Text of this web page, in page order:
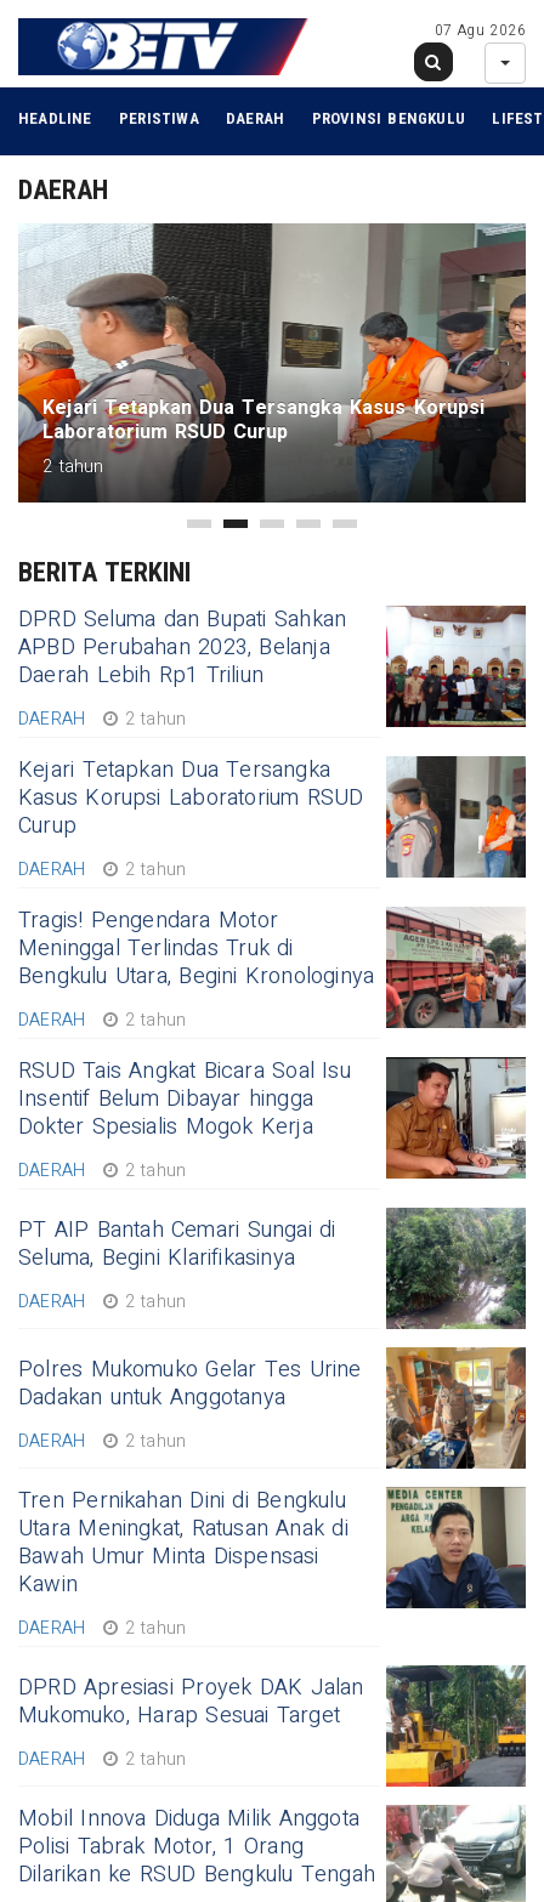
07 Agu 2026
HEADLINE PERISTIWA DAERAH PROVINSI BENGKULU
DAERAH
Kejari Tetapkan Dua Tersangka Kasus Korupsi
Laboratorium RSUD Curup
2 tahun
BERITA TERKINI
DPRD Seluma dan Bupati Sahkan
APBD Perubahan 2023, Belanja
Daerah Lebih Rp1 Triliun
DAERAH 2 tahun
Kejari Tetapkan Dua Tersangka
Kasus Korupsi Laboratorium RSUD
Curup
DAERAH 2 tahun
Tragis! Pengendara Motor
Meninggal Terlindas Truk di
Bengkulu Utara, Begini Kronologinya
DAERAH 2 tahun
RSUD Tais Angkat Bicara Soal Isu
Insentif Belum Dibayar hingga
Dokter Spesialis Mogok Kerja
DAERAH 2 tahun
PT AIP Bantah Cemari Sungai di
Seluma, Begini Klarifikasinya
DAERAH 2 tahun
Polres Mukomuko Gelar Tes Urine
Dadakan untuk Anggotanya
DAERAH 2 tahun
Tren Pernikahan Dini di Bengkulu
Utara Meningkat, Ratusan Anak di
Bawah Umur Minta Dispensasi
Kawin
DAERAH 2 tahun
DPRD Apresiasi Proyek DAK Jalan
Mukomuko, Harap Sesuai Target
DAERAH 2 tahun
Mobil Innova Diduga Milik Anggota
Polisi Tabrak Motor, 1 Orang
Dilarikan ke RSUD Bengkulu Tengah